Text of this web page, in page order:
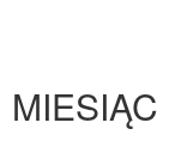
MIESIĄC